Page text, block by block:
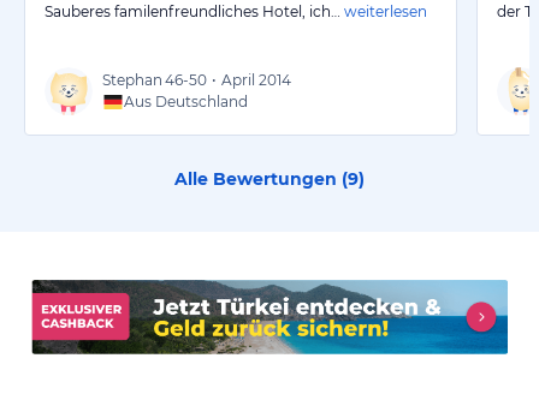
Sauberes familenfreundliches Hotel, ich…
weiterlesen
Stephan 46-50 • April 2014
Aus Deutschland
der
Alle Bewertungen (9)